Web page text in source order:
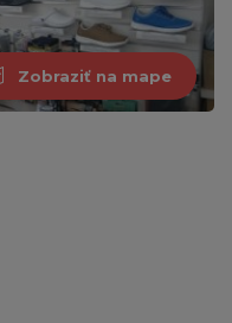
Zobraziť na mape